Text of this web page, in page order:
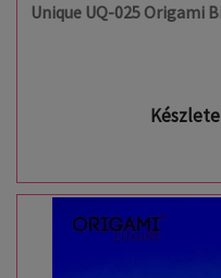
Unique UQ-025 Origami